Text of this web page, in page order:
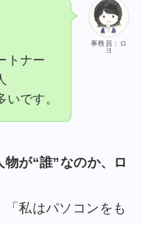
事務員：ロ
ヨ
トナー
です。
が“誰”なのか、ロ
「私はパソコンをも